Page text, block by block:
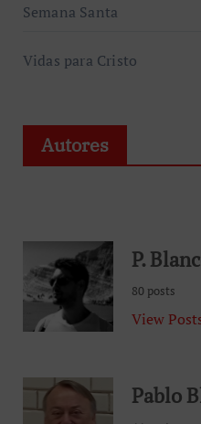
Semana Santa
Vidas para Cristo
Autores
P.
80 posts
View
Pablo